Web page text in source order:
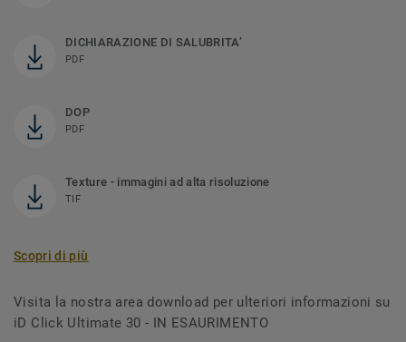
DICHIARAZIONE DI SALUBRITA’
PDF
DOP
PDF
Texture - immagini ad alta risoluzione
TIF
Scopri di più
Visita la nostra area download per ulteriori informazioni su
iD Click Ultimate 30 - IN ESAURIMENTO